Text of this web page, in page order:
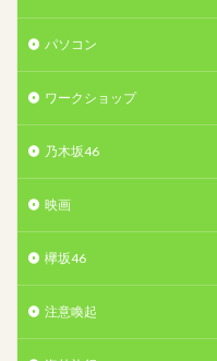
パソコン
ワークショップ
乃木坂46
映画
欅坂46
注意喚起